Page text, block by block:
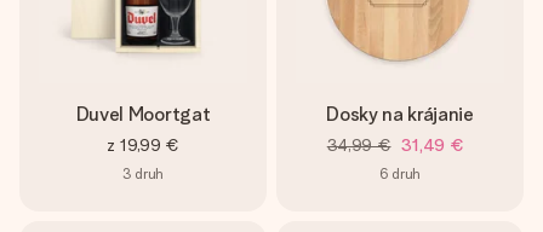
Duvel Moortgat
z 19,99 €
3 druh
Dosky na krájanie
34,99 € 31,49 €
6 druh